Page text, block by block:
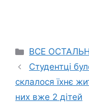
Categories
ВСЕ
Студентці
склалося їхнє
них вже 2 дітей